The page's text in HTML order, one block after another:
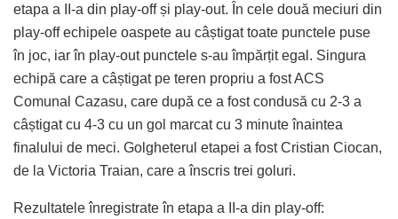
etapa a II-a din play-off și play-out. În cele două meciuri din
play-off echipele oaspete au câștigat toate punctele puse
în joc, iar în play-out punctele s-au împărțit egal. Singura
echipă care a câștigat pe teren propriu a fost ACS
Comunal Cazasu, care după ce a fost condusă cu 2-3 a
câștigat cu 4-3 cu un gol marcat cu 3 minute înaintea
finalului de meci. Golgheterul etapei a fost Cristian Ciocan,
de la Victoria Traian, care a înscris trei goluri.
Rezultatele înregistrate în etapa a II-a din play-off: